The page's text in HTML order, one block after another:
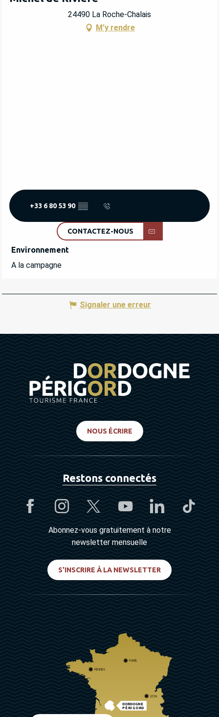
24490 La Roche-Chalais
M'y rendre
+33 6 80 53 90 ▒▒
CONTACTEZ-NOUS
Environnement
Environnement
A la campagne
Signaler une erreur
NOUS ÉCRIRE
Restons connectés
Abonnez-vous gratuitement à notre
newsletter mensuelle
S'INSCRIRE À LA NEWSLETTER
DORDOGNE
PÉRIGORD
PARIS
RENNES
LYON